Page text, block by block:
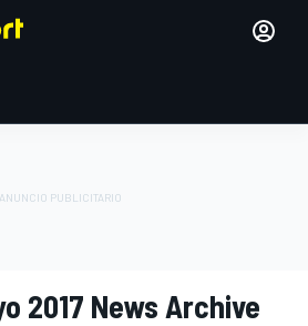
2017 News Archive